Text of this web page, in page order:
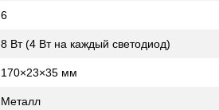
6
8 Вт (4 Вт на каждый светодиод)
170×23×35 мм
Металл